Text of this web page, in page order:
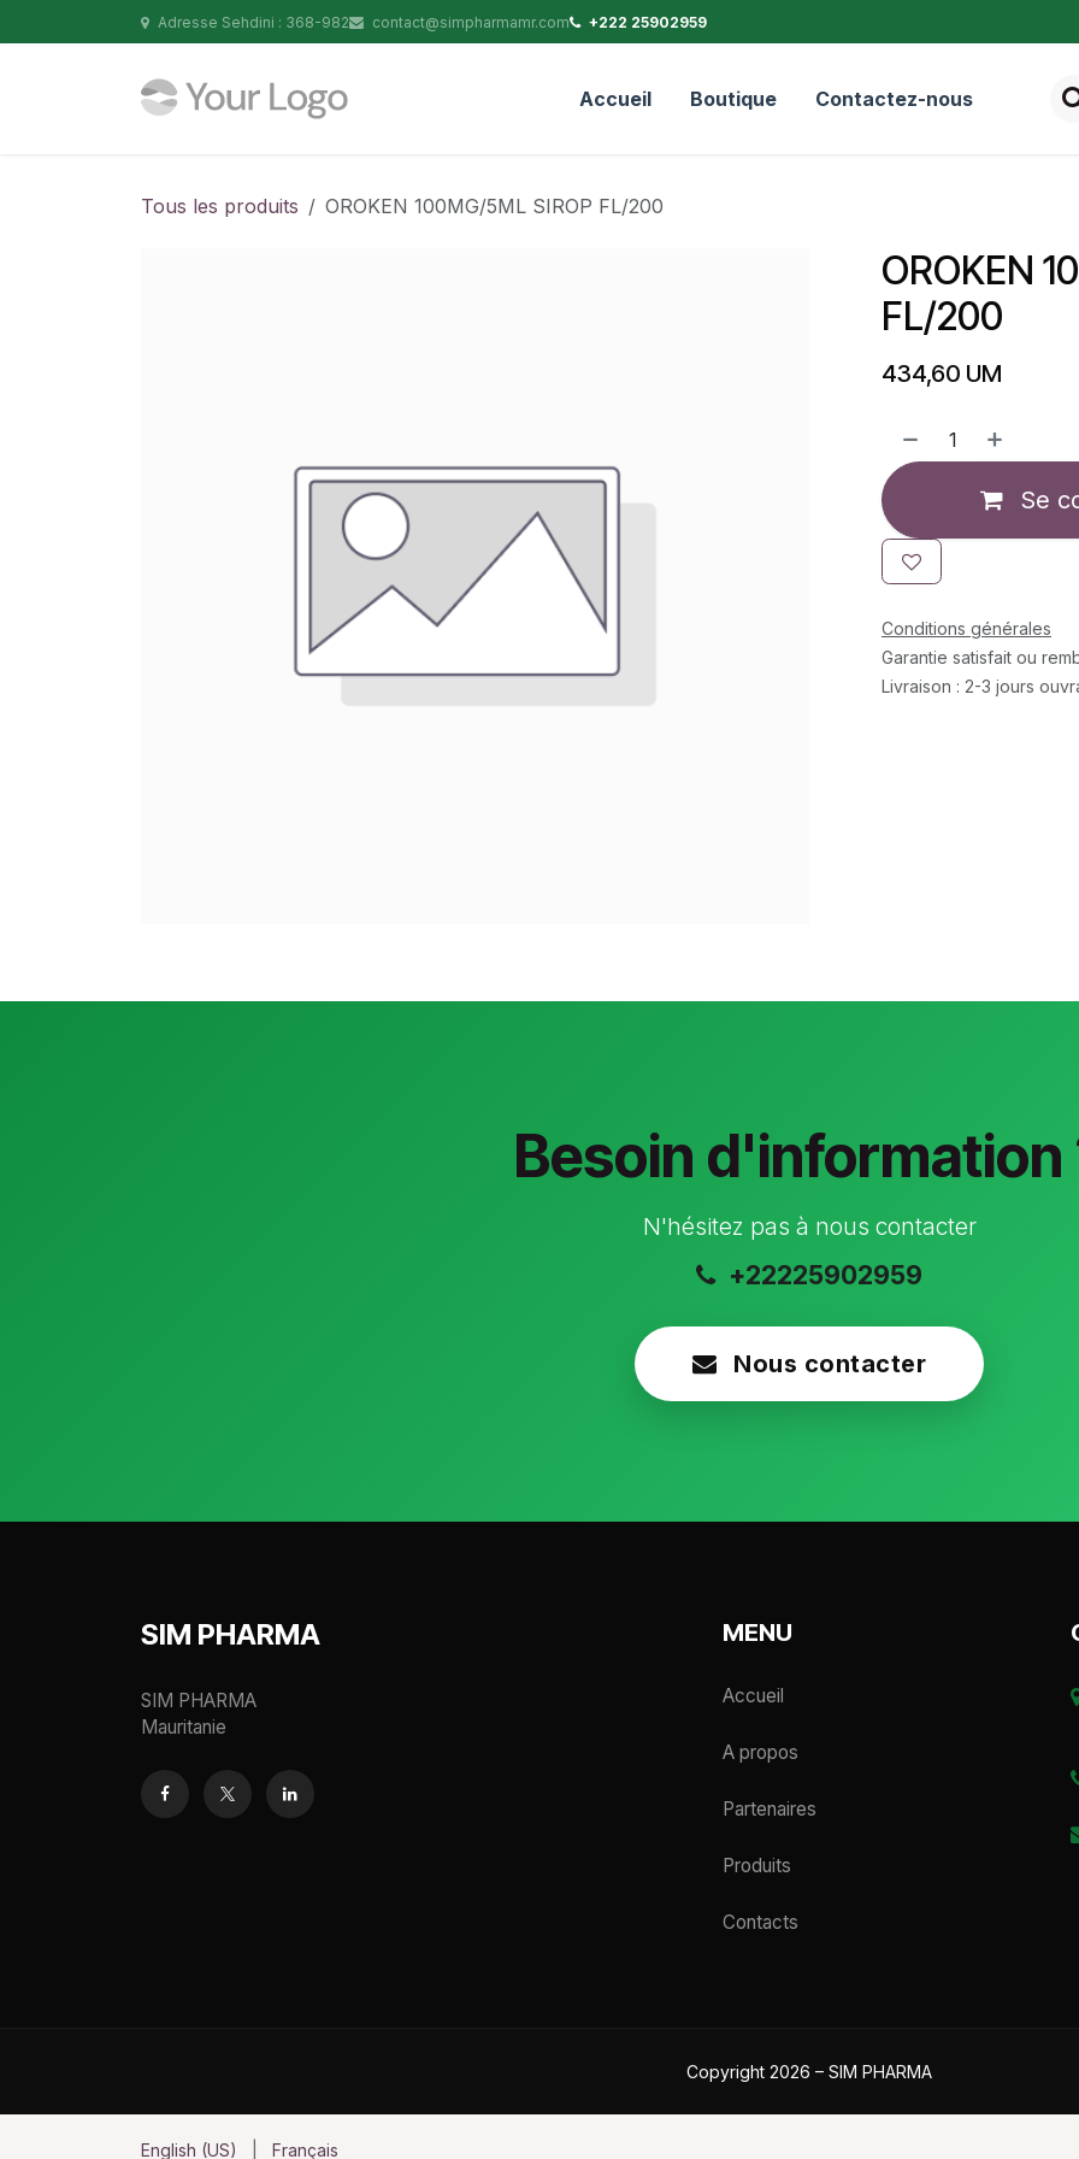
Se rendre au contenuAdresse Sehdini : 368-982 contact@simpharmamr.com +222 25902959
Accueil Boutique Contactez-nous
Tous les produits OROKEN 100MG/5ML SIROP FL/200
OROKEN
FL/200
434,60 UM
Se
Conditions générales
Garantie satisfait ou
Livraison : 2-3 jours
Besoin d'information
N'hésitez pas à nous contacter
+22225902959
Nous contacter
SIM PHARMA
SIM PHARMA
Mauritanie
MENU
Accueil
A propos
Partenaires
Produits
Contacts
Copyright 2026 – SIM PHARMA
English (US) Français